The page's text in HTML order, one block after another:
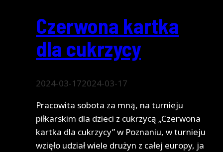
Czerwona kartka
dla cukrzycy
2024-03-172024-03-17
Pracowita sobota za mną, na turnieju
piłkarskim dla dzieci z cukrzycą „Czerwona
kartka dla cukrzycy” w Poznaniu, w turnieju
wzięło udział wiele drużyn z całej europy, ja